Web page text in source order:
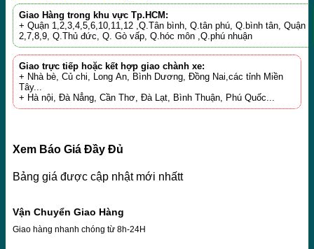
Giao Hàng trong khu vực Tp.HCM:
+ Quận 1,2,3,4,5,6,10,11,12 ,Q.Tân bình, Q.tân phú, Q.bình tân, Quận
2,7,8,9, Q.Thủ đức, Q. Gò vấp, Q.hóc môn ,Q.phú nhuận
Giao trực tiếp hoặc kết hợp giao chành xe:
+ Nhà bè, Củ chi, Long An, Bình Dương, Đồng Nai,các tỉnh Miền
Tây...
+ Hà nội, Đà Nẳng, Cần Thơ, Đà Lạt, Bình Thuận, Phú Quốc...
Xem Báo Giá Đầy Đủ
Bảng giá được cập nhật mới nhấtt
Vận Chuyển Giao Hàng
Giao hàng nhanh chóng từ 8h-24H